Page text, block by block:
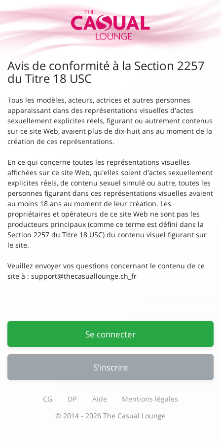
Avis de conformité à la Section 2257
du Titre 18 USC
Tous les modèles, acteurs, actrices et autres personnes
apparaissant dans des représentations visuelles d'actes
sexuellement explicites réels, figurant ou autrement contenus
sur ce site Web, avaient plus de dix-huit ans au moment de la
création de ces représentations.
En ce qui concerne toutes les représentations visuelles
affichées sur ce site Web, qu'elles soient d'actes sexuellement
explicites réels, de contenu sexuel simulé ou autre, toutes les
personnes figurant dans ces représentations visuelles avaient
au moins 18 ans au moment de leur création. Les
propriétaires et opérateurs de ce site Web ne sont pas les
producteurs principaux (comme ce terme est défini dans la
Section 2257 du Titre 18 USC) du contenu visuel figurant sur
le site.
Veuillez envoyer vos questions concernant le contenu de ce
site à : support@thecasuallounge.ch _fr
Se connecter
S'inscrire
CG DP Aide
Mentions légales
© 2014 - 2026 The Casual Lounge